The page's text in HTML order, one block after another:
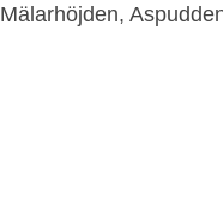
Mälarhöjden,